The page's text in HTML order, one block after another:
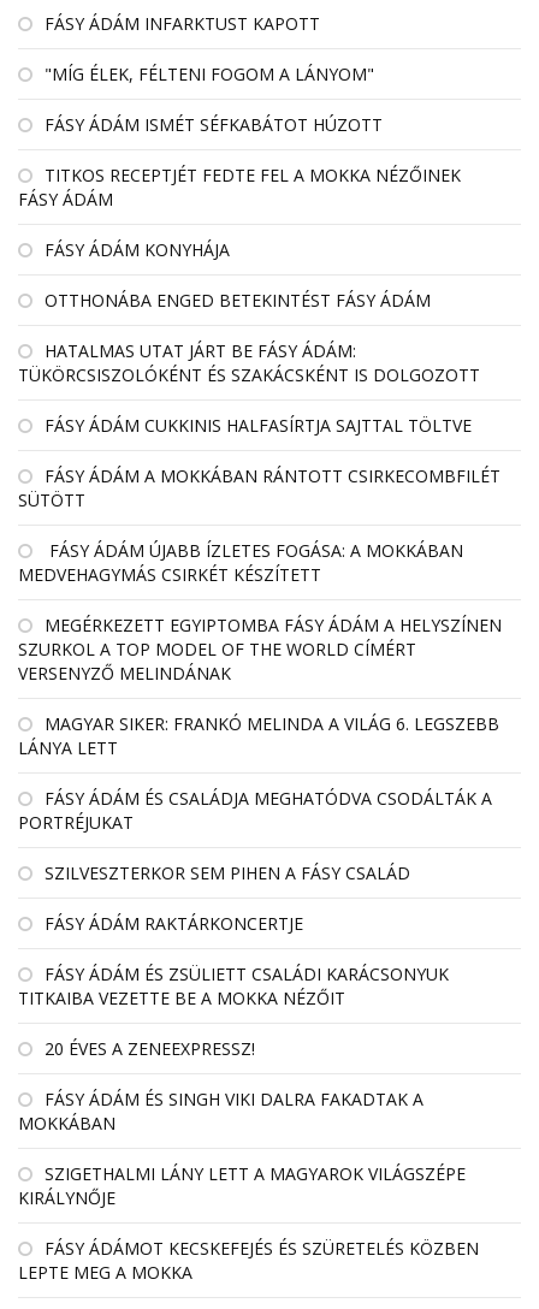
FÁSY ÁDÁM INFARKTUST KAPOTT
"MÍG ÉLEK, FÉLTENI FOGOM A LÁNYOM"
FÁSY ÁDÁM ISMÉT SÉFKABÁTOT HÚZOTT
TITKOS RECEPTJÉT FEDTE FEL A MOKKA NÉZŐINEK
FÁSY ÁDÁM
FÁSY ÁDÁM KONYHÁJA
OTTHONÁBA ENGED BETEKINTÉST FÁSY ÁDÁM
HATALMAS UTAT JÁRT BE FÁSY ÁDÁM:
TÜKÖRCSISZOLÓKÉNT ÉS SZAKÁCSKÉNT IS DOLGOZOTT
FÁSY ÁDÁM CUKKINIS HALFASÍRTJA SAJTTAL TÖLTVE
FÁSY ÁDÁM A MOKKÁBAN RÁNTOTT CSIRKECOMBFILÉT
SÜTÖTT
FÁSY ÁDÁM ÚJABB ÍZLETES FOGÁSA: A MOKKÁBAN
MEDVEHAGYMÁS CSIRKÉT KÉSZÍTETT
MEGÉRKEZETT EGYIPTOMBA FÁSY ÁDÁM A HELYSZÍNEN
SZURKOL A TOP MODEL OF THE WORLD CÍMÉRT
VERSENYZŐ MELINDÁNAK
MAGYAR SIKER: FRANKÓ MELINDA A VILÁG 6. LEGSZEBB
LÁNYA LETT
FÁSY ÁDÁM ÉS CSALÁDJA MEGHATÓDVA CSODÁLTÁK A
PORTRÉJUKAT
SZILVESZTERKOR SEM PIHEN A FÁSY CSALÁD
FÁSY ÁDÁM RAKTÁRKONCERTJE
FÁSY ÁDÁM ÉS ZSÜLIETT CSALÁDI KARÁCSONYUK
TITKAIBA VEZETTE BE A MOKKA NÉZŐIT
20 ÉVES A ZENEEXPRESSZ!
FÁSY ÁDÁM ÉS SINGH VIKI DALRA FAKADTAK A
MOKKÁBAN
SZIGETHALMI LÁNY LETT A MAGYAROK VILÁGSZÉPE
KIRÁLYNŐJE
FÁSY ÁDÁMOT KECSKEFEJÉS ÉS SZÜRETELÉS KÖZBEN
LEPTE MEG A MOKKA